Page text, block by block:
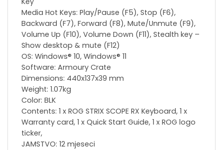
Media Hot Keys: Play/Pause (F5), Stop (F6),
Backward (F7), Forward (F8), Mute/Unmute (F9),
Volume Up (F10), Volume Down (F11), Stealth key –
Show desktop & mute (F12)
OS: Windows® 10, Windows® 11
Software: Armoury Crate
Dimensions: 440x137x39 mm
Weight: 1.07kg
Color: BLK
Contents: 1 x ROG STRIX SCOPE RX Keyboard, 1 x
Warranty card, 1 x Quick Start Guide, 1 x ROG logo
ticker,
JAMSTVO: 12 mjeseci